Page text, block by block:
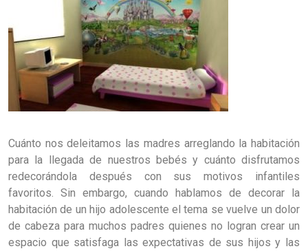
Cuánto nos deleitamos las madres arreglando la habitación
para la llegada de nuestros bebés y cuánto disfrutamos
redecorándola después con sus motivos infantiles
favoritos. Sin embargo, cuando hablamos de decorar la
habitación de un hijo adolescente el tema se vuelve un dolor
de cabeza para muchos padres quienes no logran crear un
espacio que satisfaga las expectativas de sus hijos y las